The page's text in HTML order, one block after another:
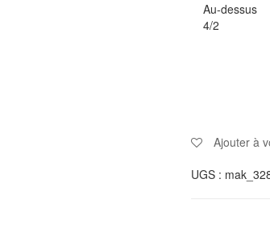
Au-dessus
4/2
Ajouter à
UGS :